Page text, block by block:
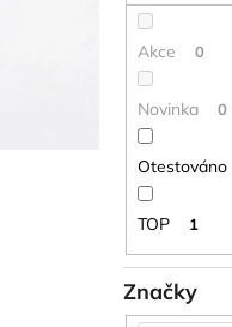
Akce 0
Novinka 0
Otestováno
TOP 1
Značky